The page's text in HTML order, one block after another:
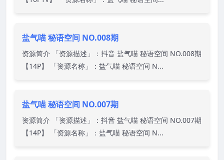
盐气喵 秘语空间 NO.008期
资源简介 「资源描述」：抖音 盐气喵 秘语空间 NO.008期
【14P】 「资源名称」：盐气喵 秘语空间 N...
盐气喵 秘语空间 NO.007期
资源简介 「资源描述」：抖音 盐气喵 秘语空间 NO.007期
【14P】 「资源名称」：盐气喵 秘语空间 N...